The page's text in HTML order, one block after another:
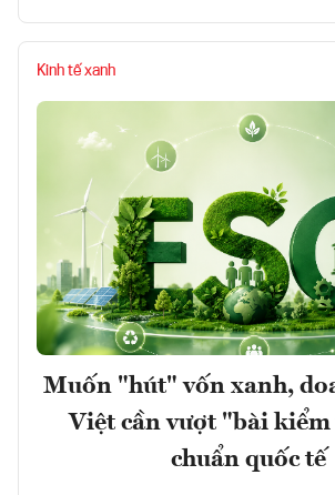
Kinh tế xanh
Muốn "hút" vốn xanh,
Việt cần vượt "bài
chuẩn quốc tế